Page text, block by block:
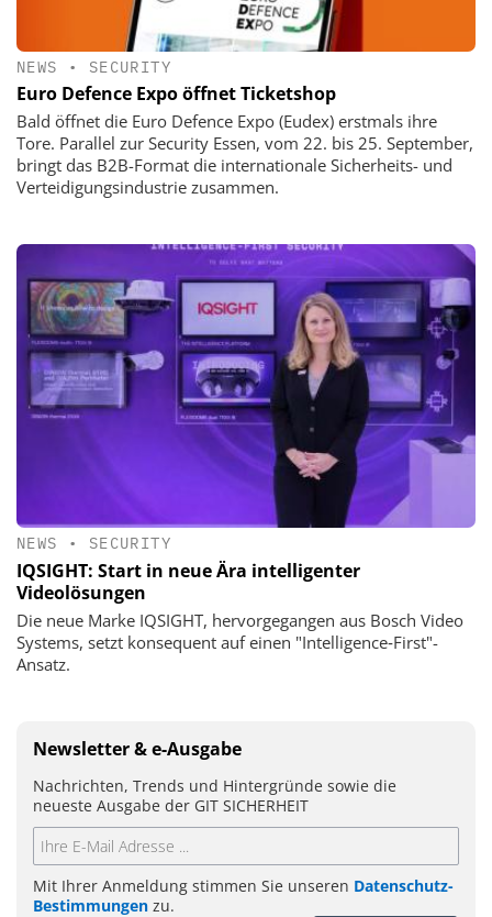
NEWS • SECURITY
Euro Defence Expo öffnet Ticketshop
Bald öffnet die Euro Defence Expo (Eudex) erstmals ihre
Tore. Parallel zur Security Essen, vom 22. bis 25. September,
bringt das B2B-Format die internationale Sicherheits- und
Verteidigungsindustrie zusammen.
NEWS • SECURITY
IQSIGHT: Start in neue Ära intelligenter
Videolösungen
Die neue Marke IQSIGHT, hervorgegangen aus Bosch Video
Systems, setzt konsequent auf einen "Intelligence‑First"-
Ansatz.
Newsletter & e-Ausgabe
Nachrichten, Trends und Hintergründe sowie die
neueste Ausgabe der GIT SICHERHEIT
Mit Ihrer Anmeldung stimmen Sie unseren Datenschutz-
Bestimmungen zu.